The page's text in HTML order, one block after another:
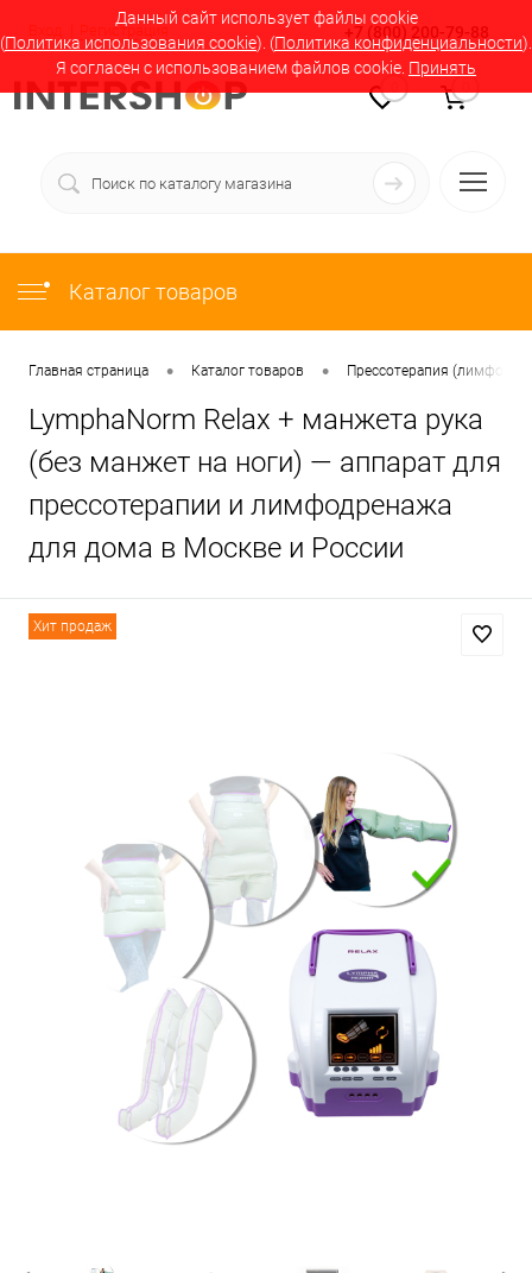
Данный сайт использует файлы cookie
(Политика использования cookie). (Политика конфиденциальности).
Я согласен с использованием файлов cookie. Принять
Вход Регистрация +7 (800) 200-79-88
Каталог товаров
Главная страница • Каталог товаров • Прессотерапия
LymphaNorm Relax + манжета рука
(без манжет на ноги) — аппарат для
прессотерапии и лимфодренажа
для дома в Москве и России
Хит продаж